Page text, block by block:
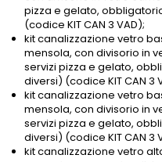
pizza e gelato,
(codice KIT CAN 3 VAD);
kit canalizzazione vetro
mensola, con divisorio in
servizi pizza e gelato,
diversi) (codice KIT CAN 3
kit canalizzazione vetro
mensola, con divisorio in
servizi pizza e gelato,
diversi) (codice KIT CAN 3
kit canalizzazione vetro